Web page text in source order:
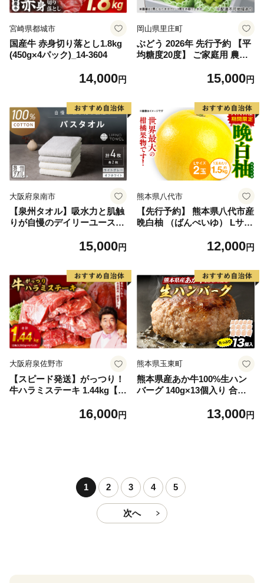
宮崎県都城市
国産牛 赤身切り落とし1.8kg
(450g×4パック)_14-3604
14,000円
岡山県里庄町
ぶどう 2026年 先行予約 【平
均糖度20度】 ご家庭用 農家
ット 2～3房 合計約1.2kg ブ
直送 】
15,000円
大阪府泉南市
【泉州タオル】吸水力と肌触
りが自慢のデイリーユースバ
トグレー 4枚【配送不可地
15,000円
熊本県八代市
【先行予約】 熊本県八代市産
晩白柚 （ばんぺいゆ） Lサイ
もの フルーツ おやつ 特産 熊
12,000円
大阪府泉佐野市
【スピード発送】がっつり！
牛ハラミステーキ 1.44kg【氷
g×4パック 牛肉 すてーき 焼
16,000円
熊本県玉東町
熊本県産あか牛100%生ハン
バーグ 140g×13個入り 合計1
に出荷予定(土日祝除く)》熊
13,000円
1 2 3 4 5
次へ